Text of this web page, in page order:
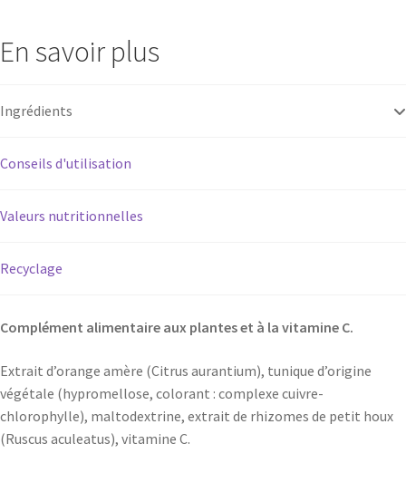
En savoir plus
Ingrédients
Conseils d'utilisation
Valeurs nutritionnelles
Recyclage
Complément alimentaire aux plantes et à la vitamine C.
Extrait d’orange amère (Citrus aurantium), tunique d’origine
végétale (hypromellose, colorant : complexe cuivre-
chlorophylle), maltodextrine, extrait de rhizomes de petit houx
(Ruscus aculeatus), vitamine C.